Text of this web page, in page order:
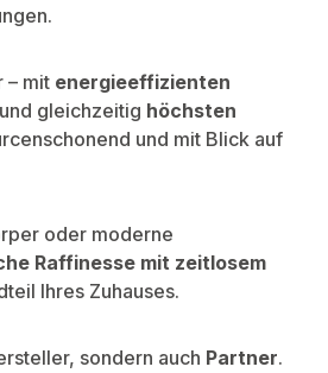
– mit energieeffizienten
gleichzeitig höchsten
und mit Blick auf
oder moderne
Raffinesse mit zeitlosem
Ihres Zuhauses.
sondern auch Partner.